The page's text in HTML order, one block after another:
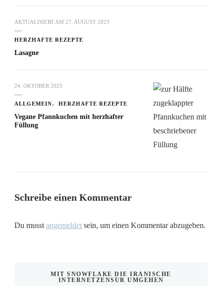
AKTUALISIERT AM 27. AUGUST 2023
HERZHAFTE REZEPTE
Lasagne
24. OKTOBER 2025
ALLGEMEIN HERZHAFTE REZEPTE
Vegane Pfannkuchen mit herzhafter
Füllung
Schreibe einen Kommentar
Du musst angemeldet sein, um einen Kommentar abzugeben.
MIT SNOWFLAKE DIE IRANISCHE
INTERNETZENSUR UMGEHEN